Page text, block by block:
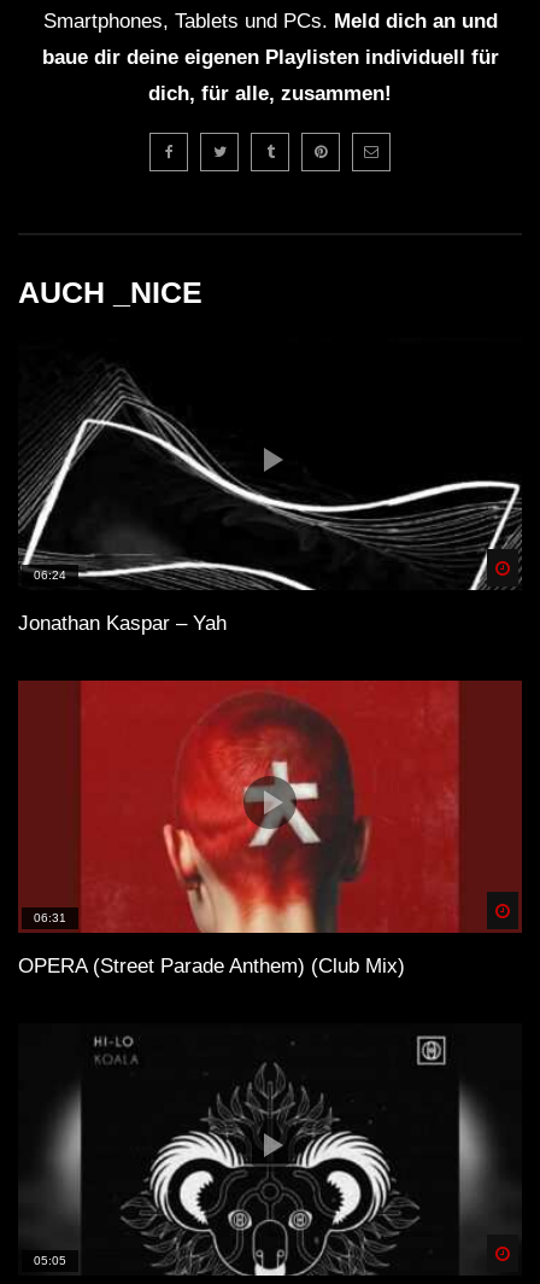
Lauren Mia – Coda Sublimé (Official
Visualizer)
Simina Grigoriu – Arkana
Smartphones, Tablets und PCs. Meld dich an und
baue dir deine eigenen Playlisten individuell für
dich, für alle, zusammen!
AUCH _NICE
06:24
Jonathan Kaspar – Yah
06:31
OPERA (Street Parade Anthem) (Club Mix)
05:05